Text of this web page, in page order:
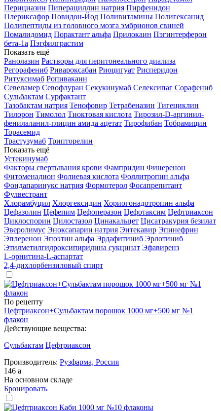
Перициазин Пиперациллин натрия Пирфенидон
Плериксафор Повидон-Йод Поливитамины Полигексанид
Полипептиды из головного мозга эмбрионов свиней
Помалидомид Порактант альфа Прилокаин Пэгинтерферон
бета-1a Пэгфилграстим
Показать ещё
Ранолазин Растворы для перитонеального диализа
Регорафениб Ривароксабан Риоцигуат Рисперидон
Ритуксимаб Ропивакаин
Севеламер Севофлуран Секукинумаб Селексипаг Сорафениб
Сульбактам Сурфактант
Тазобактам натрия Тенофовир Тетрабеназин Тигециклин
Тилорон Тимолол Тиоктовая кислота Тирозил-D-аргинил-
фенилаланил-глицин амида ацетат Тирофибан Тобрамицин
Торасемид
Трастузумаб Трипторелин
Показать ещё
Устекинумаб
Факторы свертывания крови Фампридин Финеренон
Фитоменадион Фолиевая кислота Фоллитропин альфа
Фондапаринукс натрия Формотерол Фосапрепитант
Фулвестрант
Хлорамбуцил Хлоргексидин Хориогонадотропин альфа
Цефазолин Цефепим Цефоперазон Цефотаксим Цефтриаксон
Циклоспорин Цилостазол Цинакальцет Цисатракурия безилат
Эверолимус Эноксапарин натрия Энтекавир Эпинефрин
Эплеренон Эпоэтин альфа Эрдафитиниб Эрлотиниб
Этилметилгидроксипиридина сукцинат Эфавиренз
L-орнитина-L-аспартат
2,4-дихлорбензиловый спирт
По рецепту
Цефтриаксон+Сульбактам порошок 1000 мг+500 мг №1
флакон
Действующие вещества:
Сульбактам Цефтриаксон
Производитель: Рузфарма, Россия
146 a
На основном складе
Бронировать